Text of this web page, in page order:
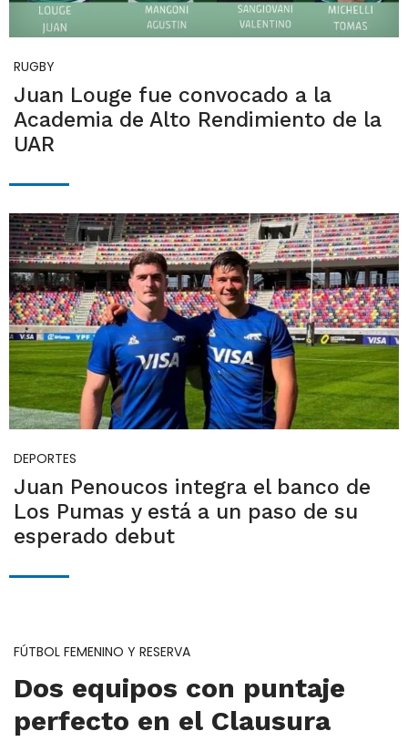
RUGBY
Juan Louge fue convocado a la
Academia de Alto Rendimiento de la
UAR
DEPORTES
Juan Penoucos integra el banco de
Los Pumas y está a un paso de su
esperado debut
FÚTBOL FEMENINO Y RESERVA
Dos equipos con puntaje
perfecto en el Clausura